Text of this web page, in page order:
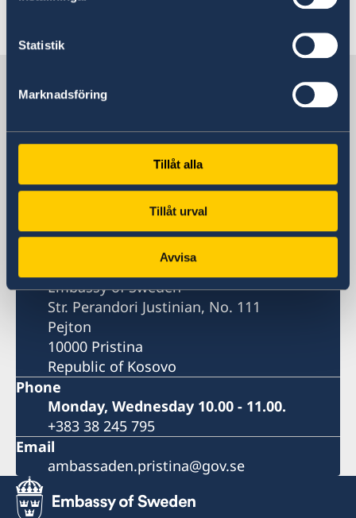
Statistik
Marknadsföring
Tillåt alla
Tillåt urval
Avvisa
Embassy
Embassy of Sweden
Str. Perandori Justinian, No. 111
Pejton
Embassy of Sweden
Str. Perandori Justinian, No. 111
Pejton
10000 Pristina
Republic of Kosovo
Phone
Monday, Wednesday 10.00 - 11.00.
+383 38 245 795
Email
ambassaden.pristina@gov.se